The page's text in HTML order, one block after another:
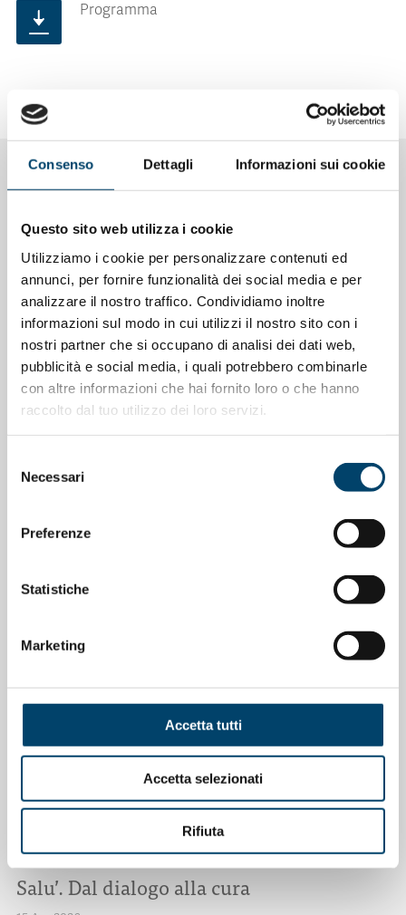
Consenso Dettagli Informazioni sui cookie
Questo sito web utilizza i cookie
Utilizziamo i cookie per personalizzare contenuti ed
annunci, per fornire funzionalità dei social media e per
analizzare il nostro traffico. Condividiamo inoltre
informazioni sul modo in cui utilizzi il nostro sito con i
nostri partner che si occupano di analisi dei dati web,
pubblicità e social media, i quali potrebbero combinarle
con altre informazioni che hai fornito loro o che hanno
raccolto dal tuo utilizzo dei loro servizi.
delNecessari
Preferenze
Statistiche
Marketing
Accetta tutti
Accetta selezionati
Rifiuta
Programma
NOTIZIE CORRELATE
ONDA PER LE DONNE
Depressione Post Partum: intervista al
Prof. Claudio Mencacci
ONDA PER IL SISTEMA SANITARIO ONDA PER LE DONNE
Salu’. Dal dialogo alla cura